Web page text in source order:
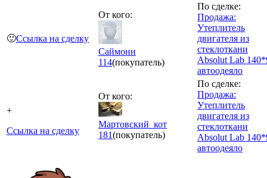
🙂Ссылка на сделку
От кого:
Саймонн
114(покупатель)
По сделке:
Продажа:
Утеплитель
двигателя из
стеклоткани
Absolut Lab
автоодеяло
+
Ссылка на сделку
От кого:
Мартовский_кот
181(покупатель)
По сделке:
Продажа:
Утеплитель
двигателя из
стеклоткани
Absolut Lab
автоодеяло